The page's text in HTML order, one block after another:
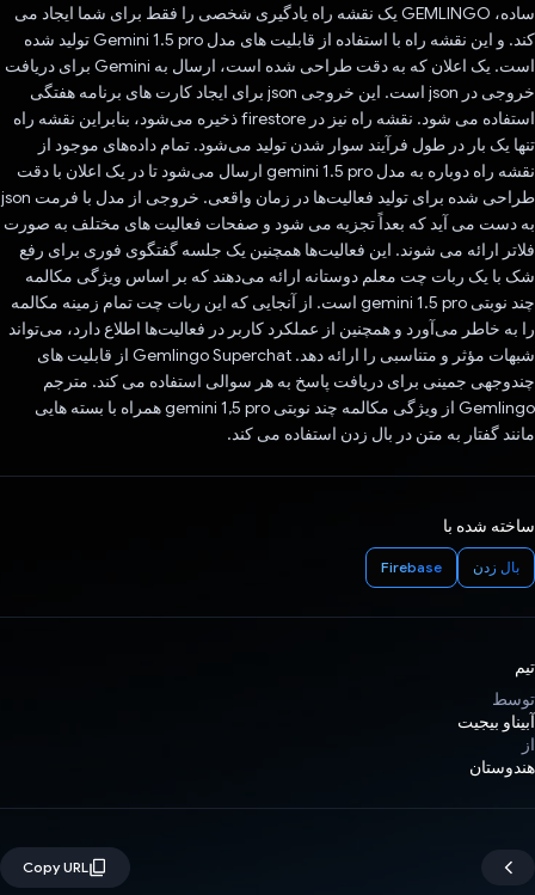
ساده، GEMLINGO یک نقشه راه یادگیری شخصی را فقط برای شما ایجاد می
کند. و این نقشه راه با استفاده از قابلیت های مدل Gemini 1.5 pro تولید شده
است. یک اعلان که به دقت طراحی شده است، ارسال به Gemini برای دریافت
خروجی در json است. این خروجی json برای ایجاد کارت های برنامه هفتگی
استفاده می شود. نقشه راه نیز در firestore ذخیره می‌شود، بنابراین نقشه راه
تنها یک بار در طول فرآیند سوار شدن تولید می‌شود. تمام داده‌های موجود از
نقشه راه دوباره به مدل gemini 1.5 pro ارسال می‌شود تا در یک اعلان با دقت
طراحی شده برای تولید فعالیت‌ها در زمان واقعی. خروجی از مدل با فرمت json
به دست می آید که بعداً تجزیه می شود و صفحات فعالیت های مختلف به صورت
فلاتر ارائه می شوند. این فعالیت‌ها همچنین یک جلسه گفتگوی فوری برای رفع
شک با یک ربات چت معلم دوستانه ارائه می‌دهند که بر اساس ویژگی مکالمه
چند نوبتی gemini 1.5 pro است. از آنجایی که این ربات چت تمام زمینه مکالمه
را به خاطر می‌آورد و همچنین از عملکرد کاربر در فعالیت‌ها اطلاع دارد، می‌تواند
شبهات مؤثر و متناسبی را ارائه دهد. Gemlingo Superchat از قابلیت های
چندوجهی جمینی برای دریافت پاسخ به هر سوالی استفاده می کند. مترجم
Gemlingo از ویژگی مکالمه چند نوبتی gemini 1,5 pro همراه با بسته هایی
مانند گفتار به متن در بال زدن استفاده می کند.
ساخته شده با
بال زدن Firebase
تیم
توسط
آبیناو بیجیت
از
هندوستان